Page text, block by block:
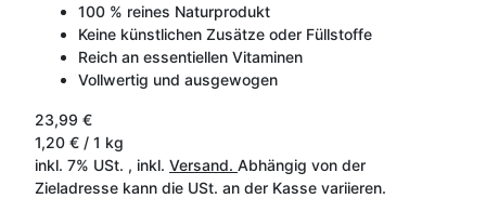
100 % reines Naturprodukt
Keine künstlichen Zusätze oder Füllstoffe
Reich an essentiellen Vitaminen
Vollwertig und ausgewogen
23,99 €
1,20 € / 1 kg
inkl. 7% USt. , inkl. Versand. Abhängig von der
Zieladresse kann die USt. an der Kasse variieren.